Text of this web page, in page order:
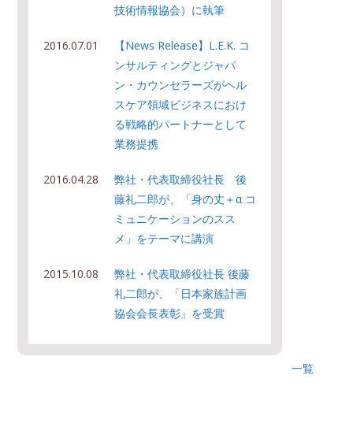
技術情報協会）に執筆
2016.07.01
【News Release】L.E.K. コ
ンサルティングとジャパ
ン・カウンセラーズがヘル
スケア領域ビジネスにおけ
る戦略的パートナーとして
業務提携
2016.04.28
弊社・代表取締役社長 後
藤礼二郎が、「身の丈＋α コ
ミュニケーションのスス
メ」をテーマに講演
2015.10.08
弊社・代表取締役社長 後藤
礼二郎が、「日本家族計画
協会会長表彰」を受賞
一覧